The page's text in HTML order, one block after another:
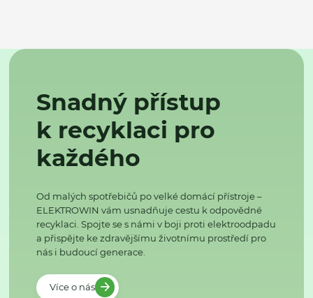
Snadný přístup
k recyklaci pro
každého
Od malých spotřebičů po velké domácí přístroje –
ELEKTROWIN vám usnadňuje cestu k odpovědné
recyklaci. Spojte se s námi v boji proti elektroodpadu
a přispějte ke zdravějšímu životnímu prostředí pro
nás i budoucí generace.
Více o nás